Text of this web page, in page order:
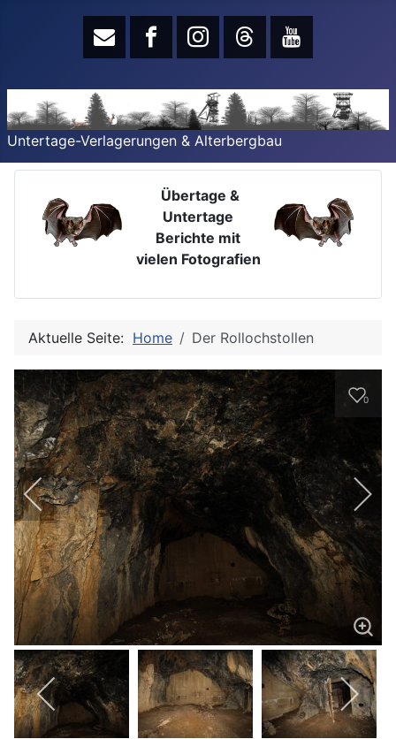
Untertage-Verlagerungen & Alterbergbau
Übertage &
Untertage
Berichte mit
vielen Fotografien
Aktuelle Seite: Home Der Rollochstollen
0